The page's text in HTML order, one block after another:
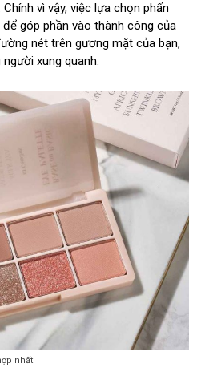
vì vậy, việc lựa chọn phấn
góp phần vào thành công của
nét trên gương mặt của bạn,
xung quanh.
nhất